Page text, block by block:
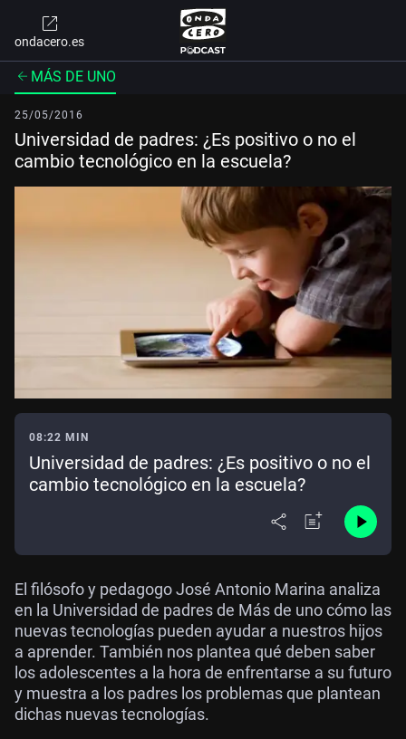
ondacero.es
MÁS DE UNO
25/05/2016
Universidad de padres: ¿Es positivo o no el
cambio tecnológico en la escuela?
08:22 MIN
Universidad de padres: ¿Es positivo o no el
cambio tecnológico en la escuela?
El filósofo y pedagogo José Antonio Marina analiza
en la Universidad de padres de Más de uno cómo las
nuevas tecnologías pueden ayudar a nuestros hijos
a aprender. También nos plantea qué deben saber
los adolescentes a la hora de enfrentarse a su futuro
y muestra a los padres los problemas que plantean
dichas nuevas tecnologías.